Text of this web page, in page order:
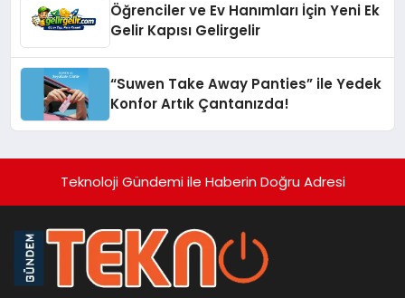
Öğrenciler ve Ev Hanımları İçin Yeni Ek
Gelir Kapısı Gelirgelir
“Suwen Take Away Panties” ile Yedek
Konfor Artık Çantanızda!
Teknoloji Gündemi ile Haberin Doğru Adresi